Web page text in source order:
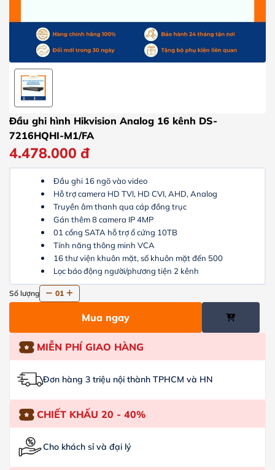
Đầu ghi hình Hikvision Analog 16 kênh DS-
7216HQHI-M1/FA
4.478.000 đ
Đầu ghi 16 ngõ vào video
Hỗ trợ camera HD TVI, HD CVI, AHD, Analog
Truyền âm thanh qua cáp đồng trục
Gán thêm 8 camera IP 4MP
01 cổng SATA hỗ trợ ổ cứng 10TB
Tính năng thông minh VCA
16 thư viện khuôn mặt, số khuôn mặt đến 500
Lọc báo động người/phương tiện 2 kênh
Số lượng 01
Mua ngay
MIỄN PHÍ GIAO HÀNG
Đơn hàng 3 triệu nội thành TPHCM và HN
CHIẾT KHẤU 20 - 40%
Cho khách sỉ và đại lý